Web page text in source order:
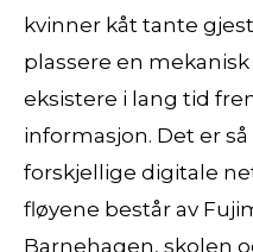
kvinner kåt tante
plassere en
eksistere i lang tid
informasjon. Det er
forskjellige digitale
fløyene består av
Barnehagen, skolen